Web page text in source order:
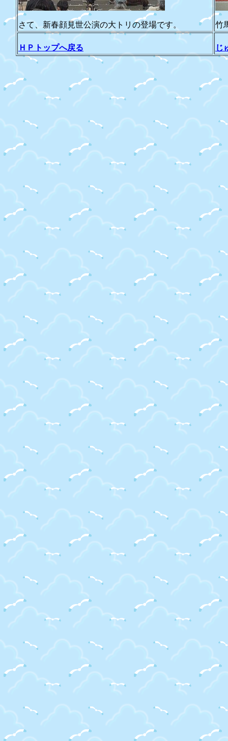
さて、新春顔見世公演の大トリの登場です。 竹
ＨＰトップへ戻る じ